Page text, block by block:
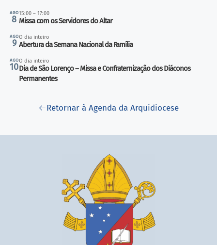
AGO
8
15:00 – 17:00
Missa com os Servidores do Altar
AGO
9
O dia inteiro
Abertura da Semana Nacional da Família
AGO
10
O dia inteiro
Dia de São Lorenço – Missa e Confraternização dos Diáconos
Permanentes
Retornar à Agenda da Arquidiocese